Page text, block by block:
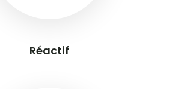
Réactif